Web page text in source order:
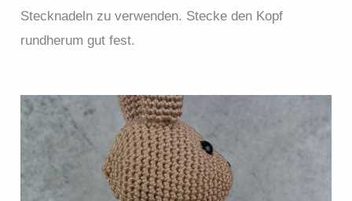
Stecknadeln zu verwenden. Stecke den Kopf
rundherum gut fest.